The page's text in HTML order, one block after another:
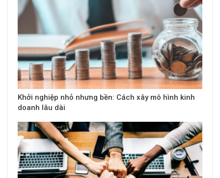
Khởi nghiệp nhỏ nhưng bền: Cách xây mô hình kinh
doanh lâu dài